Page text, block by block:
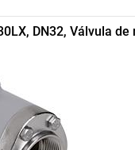
DN32, Válvula